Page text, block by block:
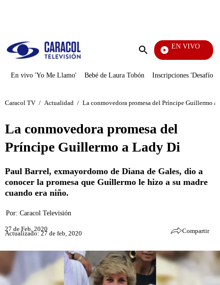
Enviar
EN VIVO
Mi
En vivo 'Yo Me Llamo' Bebé de Laura Tobón Inscripciones 'Desafío'
Caracol TV / Actualidad / La conmovedora promesa del Príncipe Guillermo a
La conmovedora promesa del
Príncipe Guillermo a Lady Di
Paul Barrel, exmayordomo de Diana de Gales, dio a
conocer la promesa que Guillermo le hizo a su madre
cuando era niño.
Por: Caracol Televisión
27 de Feb, 2020
Actualizado: 27 de feb, 2020 Compartir